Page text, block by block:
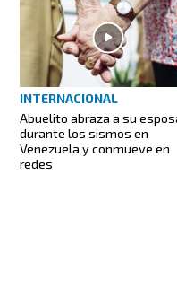
INTERNACIONAL
Abuelito abraza a su
durante los sismos en
Venezuela y conmueve en
redes